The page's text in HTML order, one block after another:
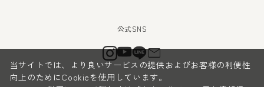
当サイトでは、より良いサービスの提供およびお客様の利便性
向上のためにCookieを使用しています。